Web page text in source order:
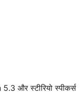
और स्टीरियो स्पीकर्स